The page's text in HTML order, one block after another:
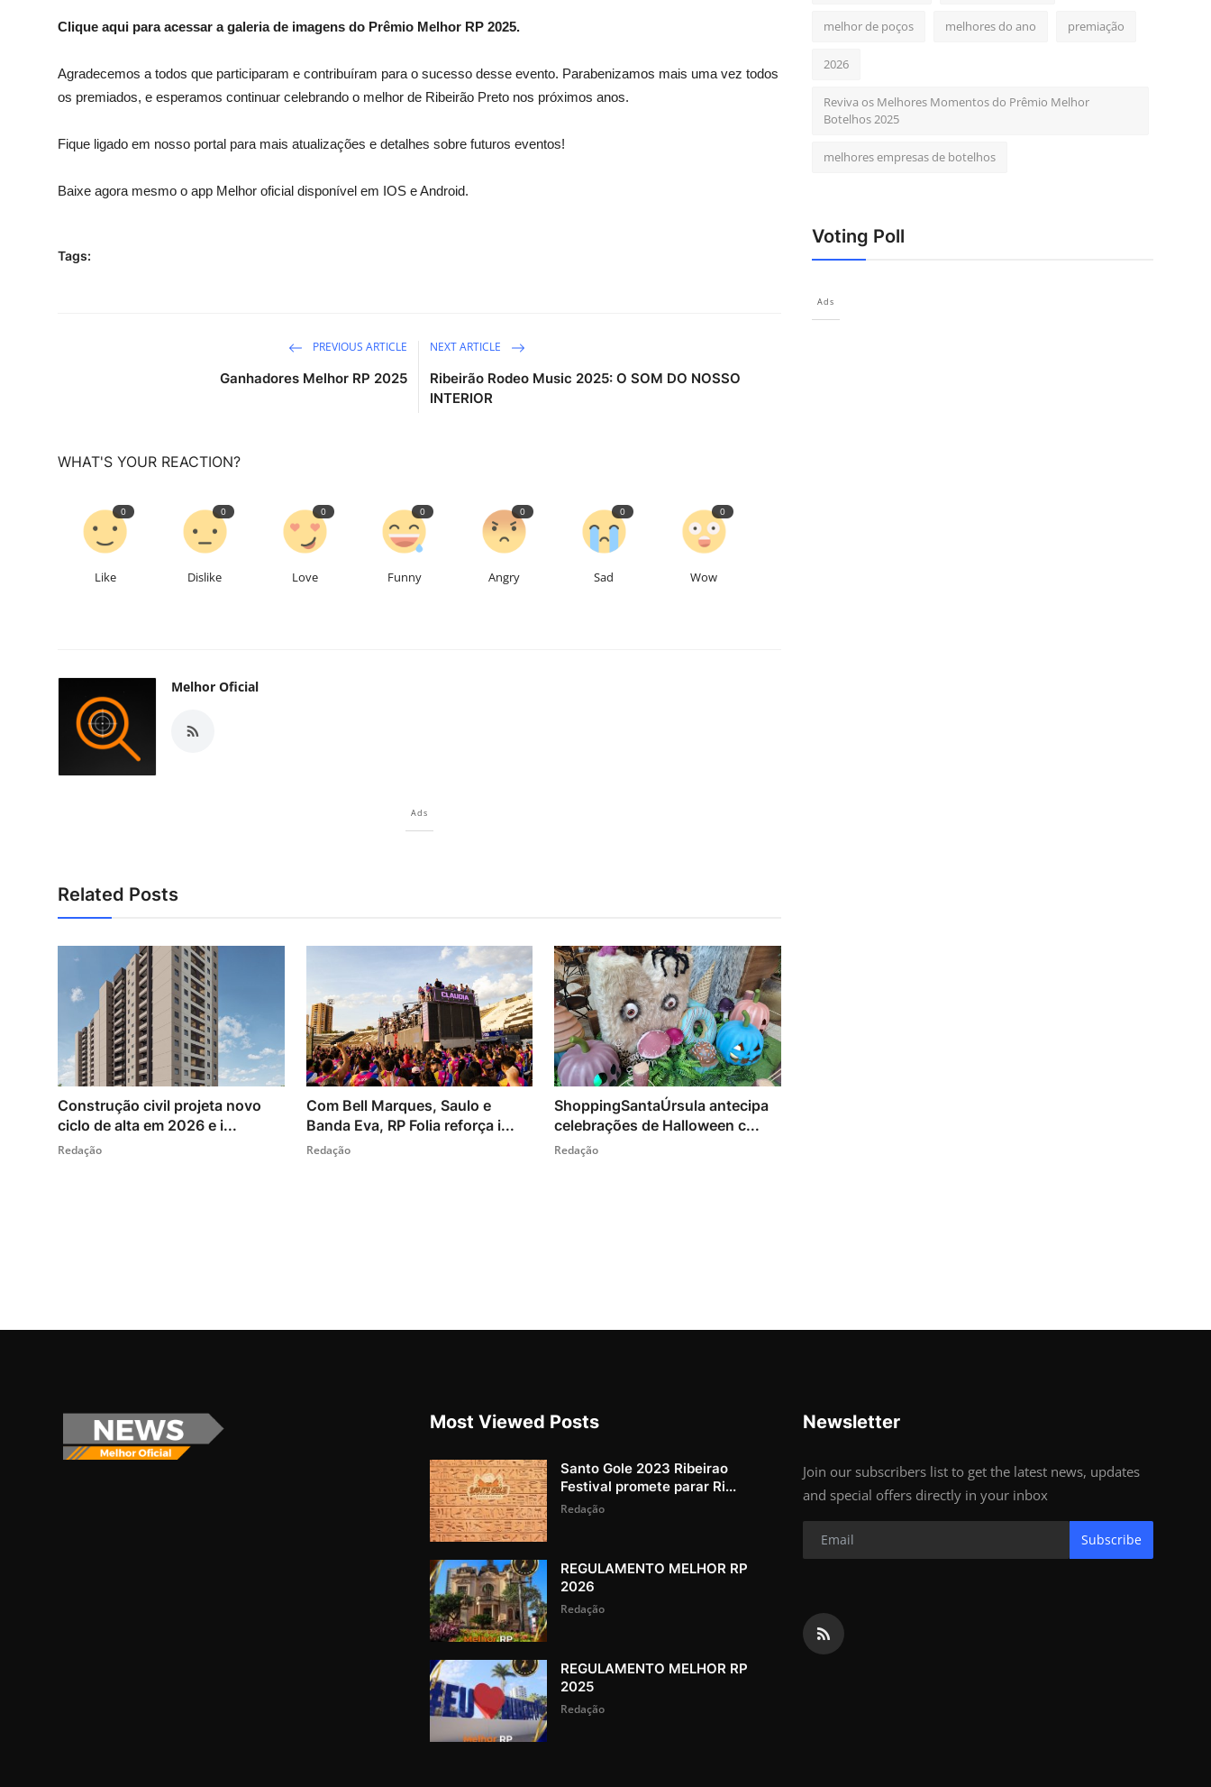
Clique aqui para acessar a galeria de imagens do Prêmio Melhor RP 2025.
Agradecemos a todos que participaram e contribuíram para o sucesso desse evento. Parabenizamos mais uma vez todos
os premiados, e esperamos continuar celebrando o melhor de Ribeirão Preto nos próximos anos.
Fique ligado em nosso portal para mais atualizações e detalhes sobre futuros eventos!
Baixe agora mesmo o app Melhor oficial disponível em IOS e Android.
Tags:
PREVIOUS ARTICLE
Ganhadores Melhor RP 2025
NEXT ARTICLE
Ribeirão Rodeo Music 2025: O SOM DO NOSSO
INTERIOR
WHAT'S YOUR REACTION?
0
Like
0
Dislike
0
Love
0
Funny
0
Angry
0
Sad
0
Wow
Melhor Oficial
Ads
Related Posts
Construção civil projeta novo
ciclo de alta em 2026 e i...
Redação
Com Bell Marques, Saulo e
Banda Eva, RP Folia reforça i...
Redação
ShoppingSantaÚrsula antecipa
celebrações de Halloween c...
Redação
melhor de poços melhores do ano premiação
2026
Reviva os Melhores Momentos do Prêmio Melhor
Botelhos 2025
melhores empresas de botelhos
Voting Poll
Ads
Most Viewed Posts
Santo Gole 2023 Ribeirao
Festival promete parar Ri...
Redação
REGULAMENTO MELHOR RP
2026
Redação
REGULAMENTO MELHOR RP
2025
Redação
Newsletter
Join our subscribers list to get the latest news, updates
and special offers directly in your inbox
Subscribe